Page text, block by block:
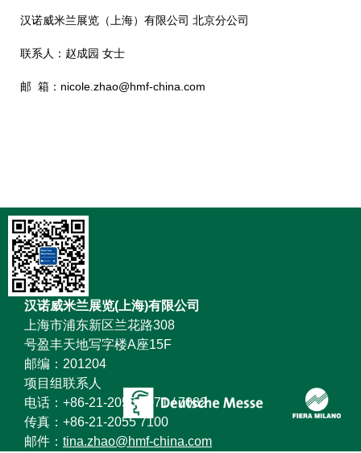
汉诺威米兰展览（上海）有限公司 北京分公司
联系人：赵成园 女士
邮 箱：nicole.zhao@hmf-china.com
汉诺威米兰展览(上海)有限公司
上海市浦东新区兰花路308
号盈丰天地写字楼A座15F
邮编：201204
项目组联系人
电话：+86-21-2055 7071 / 7082
传真：+86-21-2055 7100
邮件： tina.zhao@hmf-china.com